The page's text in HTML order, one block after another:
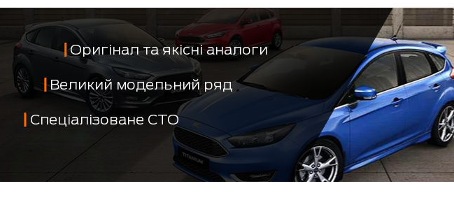
Оригінал та якісні аналоги
Великий модельний ряд
Спеціалізоване СТО